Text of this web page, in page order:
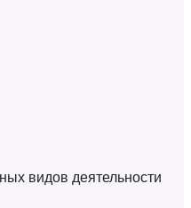
видов деятельности